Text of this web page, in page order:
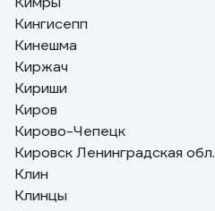
Кингисепп
Кинешма
Киржач
Кириши
Киров
Кирово-Чепецк
Кировск Ленинградская обл.
Клин
Клинцы